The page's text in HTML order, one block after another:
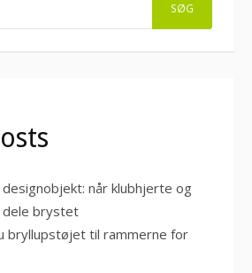
SØG
når klubhjerte og
dele brystet
bryllupstøjet til rammerne for